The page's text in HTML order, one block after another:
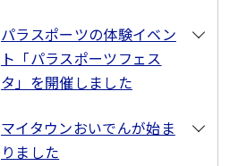
パラスポーツの体験イベン
ト「パラスポーツフェス
タ」を開催しました
マイタウンおいでんが始ま
りました